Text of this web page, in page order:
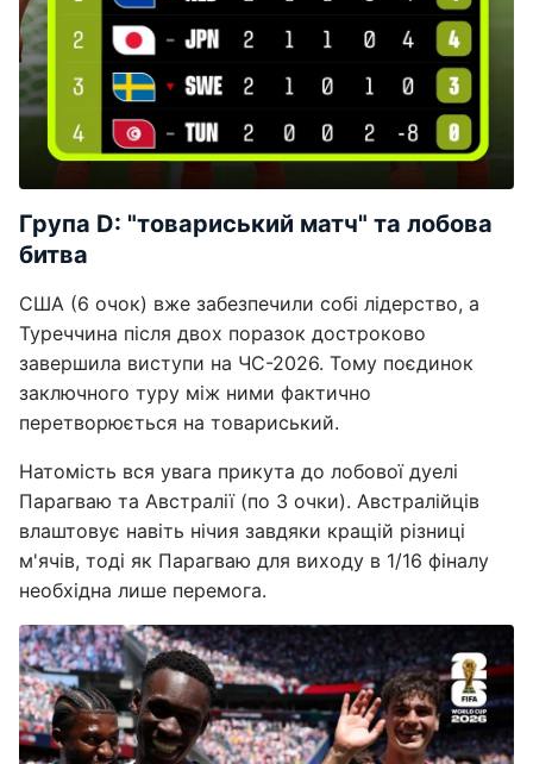
Група D: "товариський матч" та лобова
битва
США (6 очок) вже забезпечили собі лідерство, а
Туреччина після двох поразок достроково
завершила виступи на ЧС-2026. Тому поєдинок
заключного туру між ними фактично
перетворюється на товариський.
Натомість вся увага прикута до лобової дуелі
Парагваю та Австралії (по 3 очки). Австралійців
влаштовує навіть нічия завдяки кращій різниці
м'ячів, тоді як Парагваю для виходу в 1/16 фіналу
необхідна лише перемога.